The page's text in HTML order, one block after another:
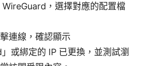
，選擇對應的配置檔
連線，確認顯示
或綁定的 IP 已更換，並測試瀏